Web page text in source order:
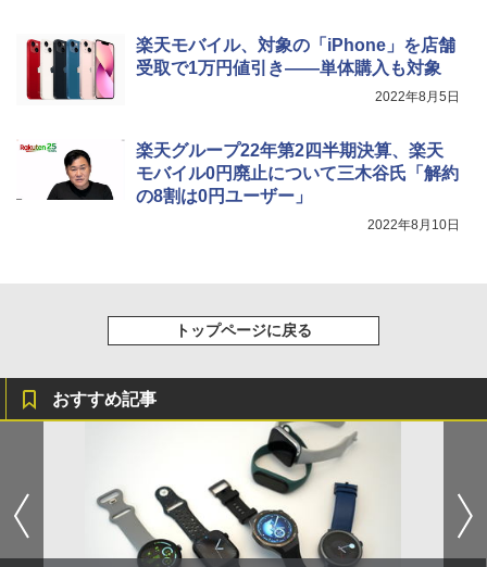
楽天モバイル、対象の「iPhone」を店舗
受取で1万円値引き――単体購入も対象
2022年8月5日
楽天グループ22年第2四半期決算、楽天
モバイル0円廃止について三木谷氏「解約
の8割は0円ユーザー」
2022年8月10日
トップページに戻る
おすすめ記事